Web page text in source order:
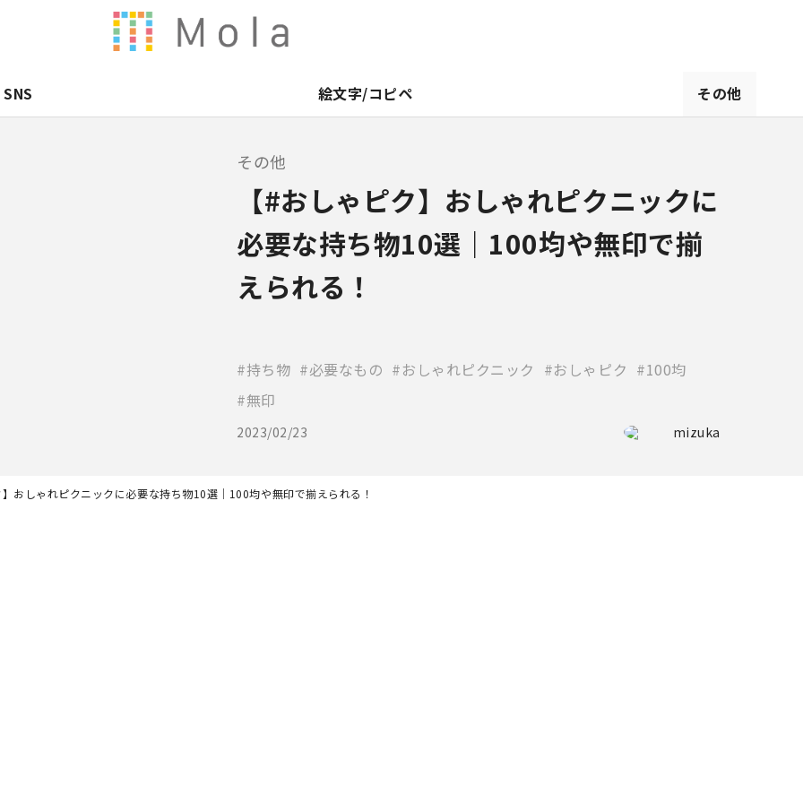
SNS 絵文字/コピペ その他
その他
【#おしゃピク】おしゃれピクニックに
必要な持ち物10選｜100均や無印で揃
えられる！
持ち物 必要なもの おしゃれピクニック おしゃピク
100均
無印
2023/02/23 mizuka
おしゃれピクニックに必要な持ち物10選｜100均や無印で揃えられる！